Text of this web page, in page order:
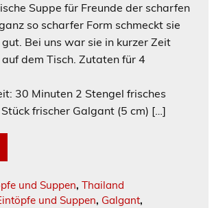
Suppe für Freunde der scharfen
so scharfer Form schmeckt sie
Bei uns war sie in kurzer Zeit
dem Tisch. Zutaten für 4
30 Minuten 2 Stengel frisches
frischer Galgant (5 cm) […]
und Suppen, Thailand
und Suppen, Galgant,